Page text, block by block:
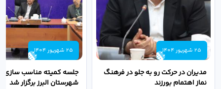
25 شهریور 1404
مدیران در حرکت رو به جلو در فرهنگ
نماز اهتمام بورزند
25 شهریور 1404
جلسه کمیته مناسب سازی
شهرستان البرز برگزار شد